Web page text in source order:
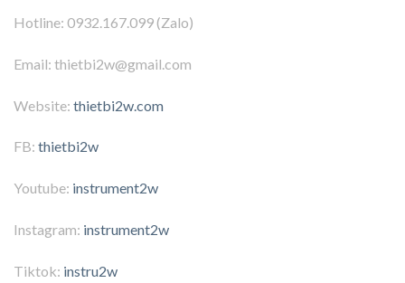
Hotline: 0932.167.099 (Zalo)
Email: thietbi2w@gmail.com
Website: thietbi2w.com
FB: thietbi2w
Youtube: instrument2w
Instagram: instrument2w
Tiktok: instru2w